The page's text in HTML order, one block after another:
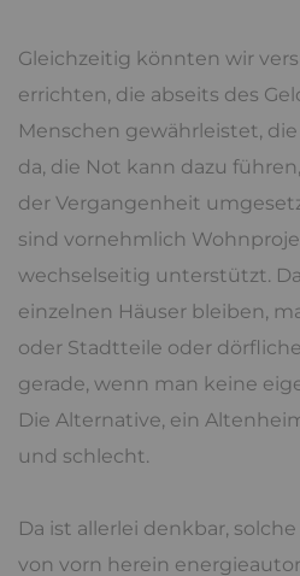
Gleichzeitig könnten wir
errichten, die abseits des
Menschen gewährleistet,
da, die Not kann dazu
der Vergangenheit
sind vornehmlich
wechselseitig unterstützt.
einzelnen Häuser bleiben,
oder Stadtteile oder
gerade, wenn man keine
Die Alternative, ein
und schlecht.
Da ist allerlei denkbar,
von vorn herein